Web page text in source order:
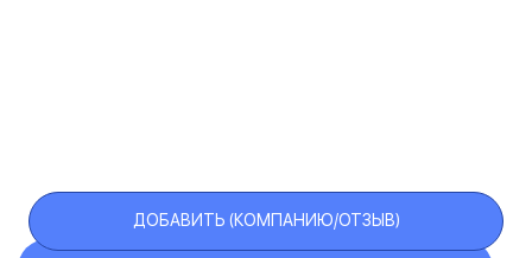
ДОБАВИТЬ (КОМПАНИЮ/ОТЗЫВ)